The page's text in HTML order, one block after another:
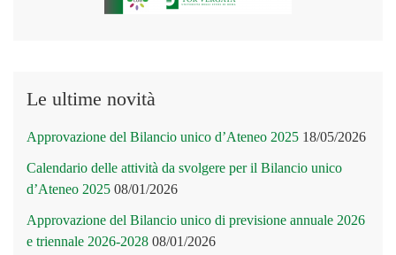
Le ultime novità
Approvazione del Bilancio unico d’Ateneo 2025 18/05/2026
Calendario delle attività da svolgere per il Bilancio unico
d’Ateneo 2025 08/01/2026
Approvazione del Bilancio unico di previsione annuale 2026
e triennale 2026-2028 08/01/2026